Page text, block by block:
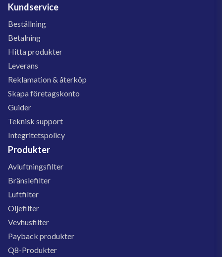
Kundservice
Beställning
Betalning
Hitta produkter
Leverans
Reklamation & återköp
Skapa företagskonto
Guider
Teknisk support
Integritetspolicy
Produkter
Avluftningsfilter
Bränslefilter
Luftfilter
Oljefilter
Vevhusfilter
Payback produkter
Q8-Produkter